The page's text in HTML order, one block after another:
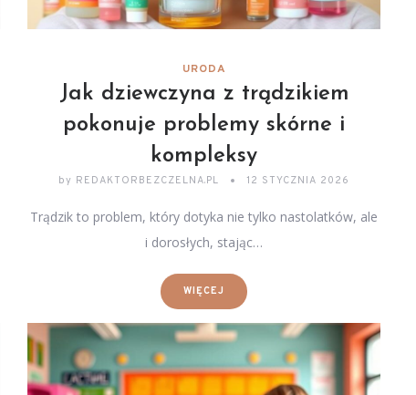
URODA
Jak dziewczyna z trądzikiem
pokonuje problemy skórne i
kompleksy
by REDAKTORBEZCZELNA.PL 12 STYCZNIA 2026
Trądzik to problem, który dotyka nie tylko nastolatków, ale
i dorosłych, stając…
WIĘCEJ